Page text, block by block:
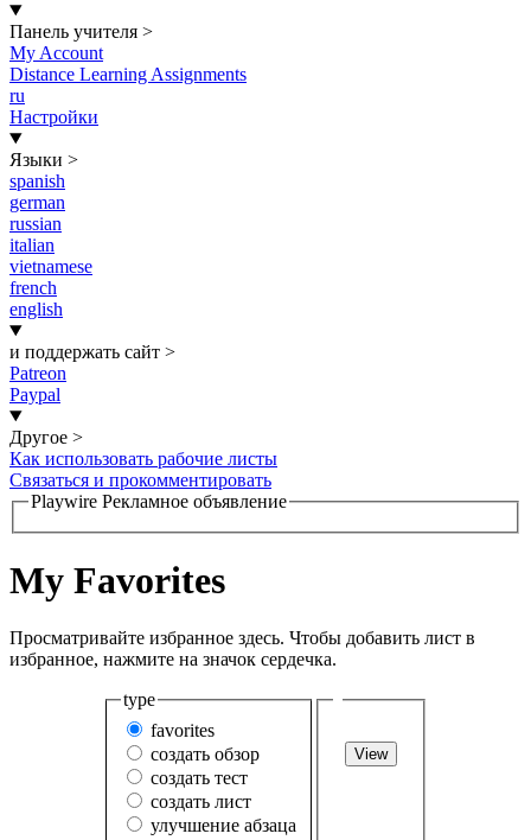
Панель учителя >
My Account
Distance Learning Assignments
ru
Настройки
Языки >
spanish
german
russian
italian
vietnamese
french
english
и поддержать сайт >
Patreon
Paypal
Другое >
Как использовать рабочие листы
Связаться и прокомментировать
Playwire Рекламное объявление
My Favorites
Просматривайте избранное здесь. Чтобы добавить лист в
избранное, нажмите на значок сердечка.
type
favorites
создать обзор
создать тест
создать лист
улучшение абзаца
View